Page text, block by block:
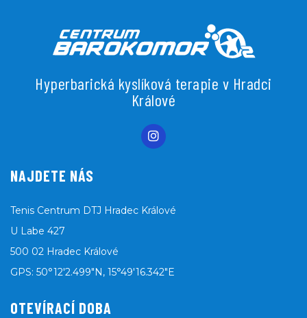
Hyperbarická kyslíková terapie v Hradci
Králové
NAJDETE NÁS
Tenis Centrum DTJ Hradec Králové
U Labe 427
500 02 Hradec Králové
GPS: 50°12'2.499"N, 15°49'16.342"E
OTEVÍRACÍ DOBA